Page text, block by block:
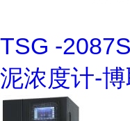
TSG -
泥浓度计-